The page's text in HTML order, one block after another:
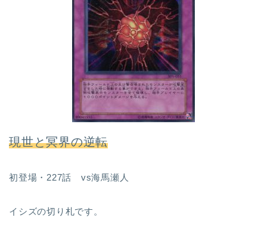
現世と冥界の逆転
初登場・227話 vs海馬瀬人
イシズの切り札です。